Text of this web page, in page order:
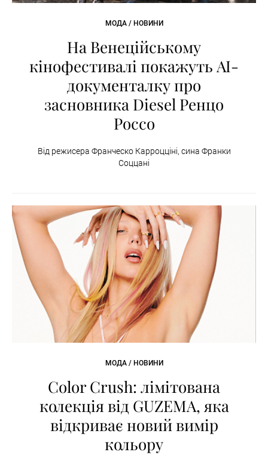
МОДА / НОВИНИ
На Венеційському
кінофестивалі покажуть AI-
документалку про
засновника Diesel Ренцо
Россо
Від режисера Франческо Карроцціні, сина Франки
Соццані
МОДА / НОВИНИ
Color Crush: лімітована
колекція від GUZEMA, яка
відкриває новий вимір
кольору